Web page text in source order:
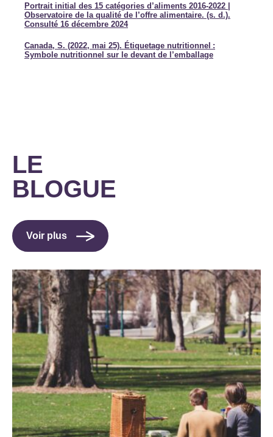
Portrait initial des 15 catégories d’aliments 2016-2022 |
Observatoire de la qualité de l’offre alimentaire. (s. d.).
Consulté 16 décembre 2024
Canada, S. (2022, mai 25). Étiquetage nutritionnel :
Symbole nutritionnel sur le devant de l’emballage
LE
BLOGUE
Voir plus